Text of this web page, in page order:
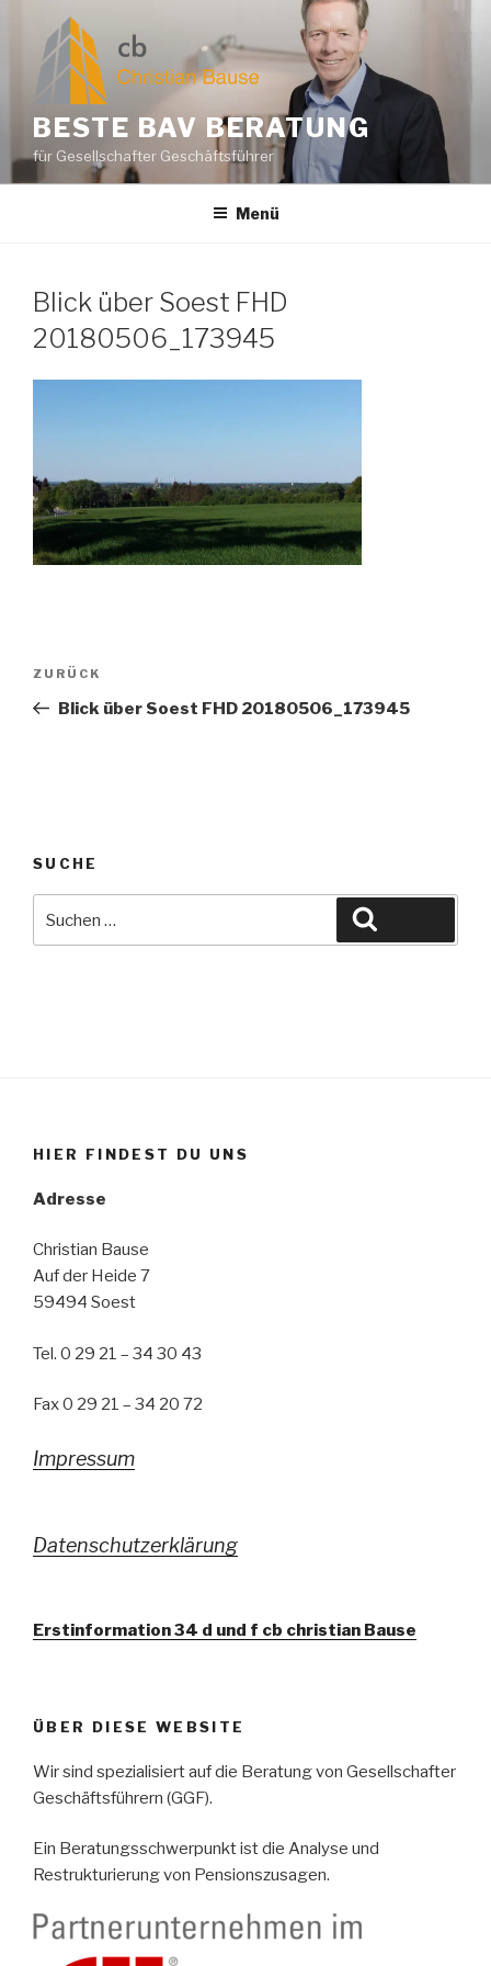
springen
BESTE BAV BERATUNG
für Gesellschafter Geschäftsführer
Menü
Blick über Soest FHD
20180506_173945
Beitragsnavigation
Vorheriger
Beitrag
ZURÜCK
Blick über Soest FHD 20180506_173945
SUCHE
nach:
HIER FINDEST DU UNS
Adresse
Christian Bause
Auf der Heide 7
59494 Soest
Tel. 0 29 21 – 34 30 43
Fax 0 29 21 – 34 20 72
Impressum
Datenschutzerklärung
Erstinformation 34 d und f cb christian Bause
ÜBER DIESE WEBSITE
Wir sind spezialisiert auf die Beratung von Gesellschafter
Geschäftsführern (GGF).
Ein Beratungsschwerpunkt ist die Analyse und
Restrukturierung von Pensionszusagen.